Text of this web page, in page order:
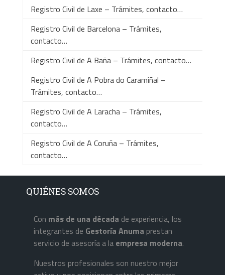
Registro Civil de Laxe – Trámites, contacto…
Registro Civil de Barcelona – Trámites,
contacto…
Registro Civil de A Baña – Trámites, contacto…
Registro Civil de A Pobra do Caramiñal –
Trámites, contacto…
Registro Civil de A Laracha – Trámites,
contacto…
Registro Civil de A Coruña – Trámites,
contacto…
QUIÉNES SOMOS
Con más de una década de experiencia, los
integrantes de Gestoría Anuma prestan
servicio de asesoría a la empresa moderna.
Nuestros profesionales son nuestro mejor